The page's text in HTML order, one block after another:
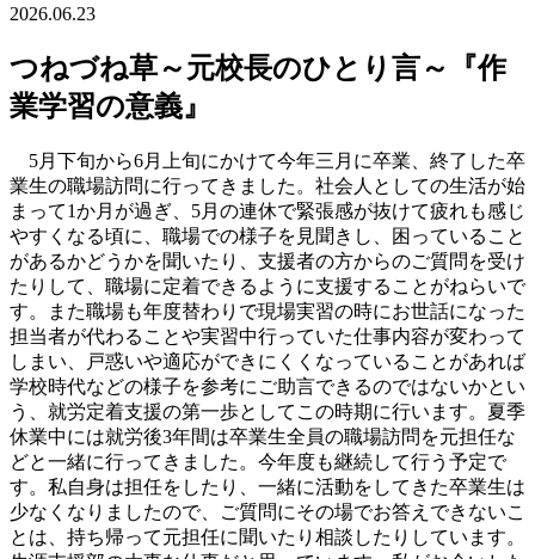
2026.06.23
つねづね草～元校長のひとり言～『作
業学習の意義』
5月下旬から6月上旬にかけて今年三月に卒業、終了した卒
業生の職場訪問に行ってきました。社会人としての生活が始
まって1か月が過ぎ、5月の連休で緊張感が抜けて疲れも感じ
やすくなる頃に、職場での様子を見聞きし、困っていること
があるかどうかを聞いたり、支援者の方からのご質問を受け
たりして、職場に定着できるように支援することがねらいで
す。また職場も年度替わりで現場実習の時にお世話になった
担当者が代わることや実習中行っていた仕事内容が変わって
しまい、戸惑いや適応ができにくくなっていることがあれば
学校時代などの様子を参考にご助言できるのではないかとい
う、就労定着支援の第一歩としてこの時期に行います。夏季
休業中には就労後3年間は卒業生全員の職場訪問を元担任な
どと一緒に行ってきました。今年度も継続して行う予定で
す。私自身は担任をしたり、一緒に活動をしてきた卒業生は
少なくなりましたので、ご質問にその場でお答えできないこ
とは、持ち帰って元担任に聞いたり相談したりしています。